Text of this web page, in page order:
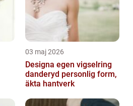
03 maj 2026
Designa egen vigselring
danderyd personlig form,
äkta hantverk